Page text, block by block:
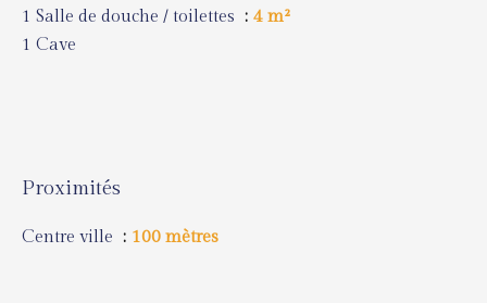
1 Salle de douche / toilettes
4 m²
1 Cave
Proximités
Centre ville 100 mètres